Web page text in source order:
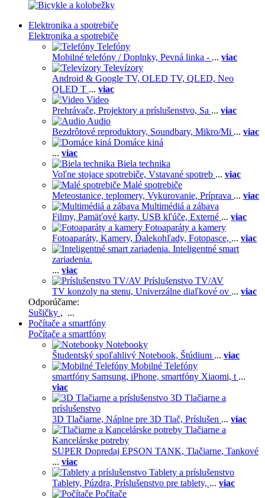
Elektronika a spotrebiče
Elektronika a spotrebiče
Telefóny
Mobilné telefóny / Doplnky, Pevná linka - ... viac
Televízory
Android & Google TV, OLED TV, QLED, Neo
QLED T ... viac
Video
Prehrávače, Projektory a príslušenstvo, Sa ... viac
Audio
Bezdrôtové reproduktory, Soundbary, Mikro/Mi ... viac
Domáce kiná
... viac
Biela technika
Voľne stojace spotrebiče, Vstavané spotreb ... viac
Malé spotrebiče
Meteostanice, teplomery, Vykurovanie, Príprava ... viac
Multimédiá a zábava
Filmy, Pamäťové karty, USB kľúče, Externé ... viac
Fotoaparáty a kamery
Fotoaparáty, Kamery, Ďalekohľady, Fotopasce, ... viac
Inteligentné smart
zariadenia.
... viac
Príslušenstvo TV/AV
TV konzoly na stenu, Univerzálne diaľkové ov ... viac
Odporúčame:
Sušičky , ...
Počítače a smartfóny
Počítače a smartfóny
Notebooky
Študentský spoľahlivý Notebook, Štúdium ... viac
Mobilné Telefóny
smartfóny Samsung, iPhone, smartfóny Xiaomi, t ...
viac
3D Tlačiarne a
príslušenstvo
3D Tlačiarne, Náplne pre 3D Tlač, Príslušen ... viac
Tlačiarne a
Kancelárske potreby
SUPER Dopredaj EPSON TANK, Tlačiarne, Tankové
... viac
Tablety a príslušenstvo
Tablety, Púzdra, Príslušenstvo pre tablety, ... viac
Počítače